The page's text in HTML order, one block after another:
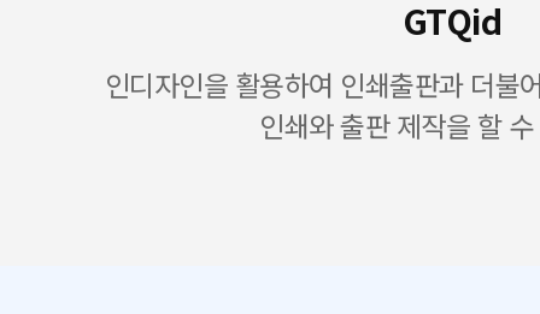
GTQid
인디자인을 활용하여 인쇄출판과 더불
인쇄와 출판 제작을 할